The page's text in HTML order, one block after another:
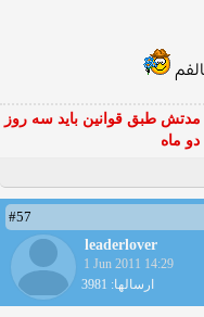
طبق قوانین باید سه روز
ماه
#57
leaderlover
1 Jun 2011 14:29
ارسالها: 3981